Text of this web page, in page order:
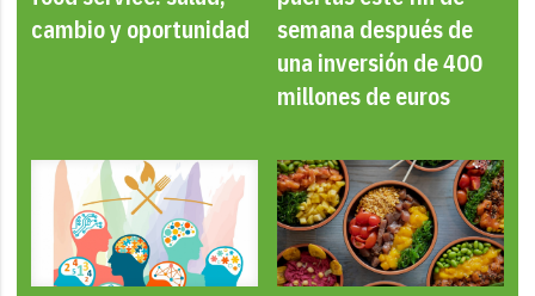
cambio y oportunidad
semana después de
una inversión de 400
millones de euros